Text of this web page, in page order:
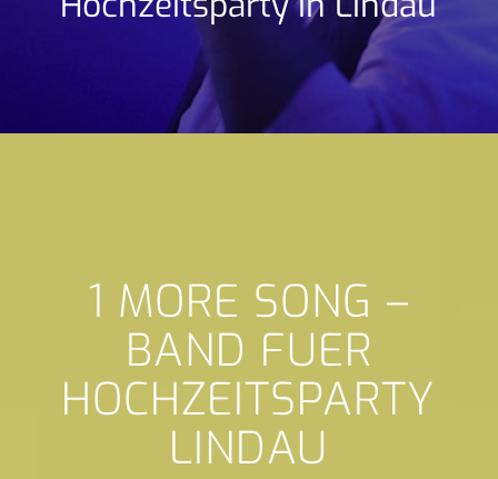
1 MORE SONG –
BAND FUER
HOCHZEITSPARTY
LINDAU